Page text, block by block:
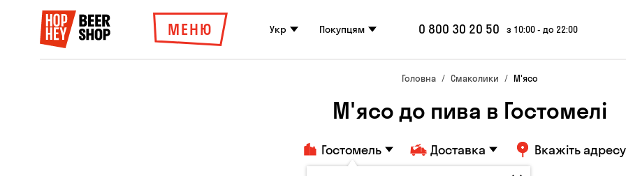
МЕНЮ Укр Покупцям 0 800 30 20 50 з 10:00 - до 22:00
Головна Смаколики М'ясо
М'ясо до пива в Гостомелі
Гостомель Доставка Вкажіть адресу